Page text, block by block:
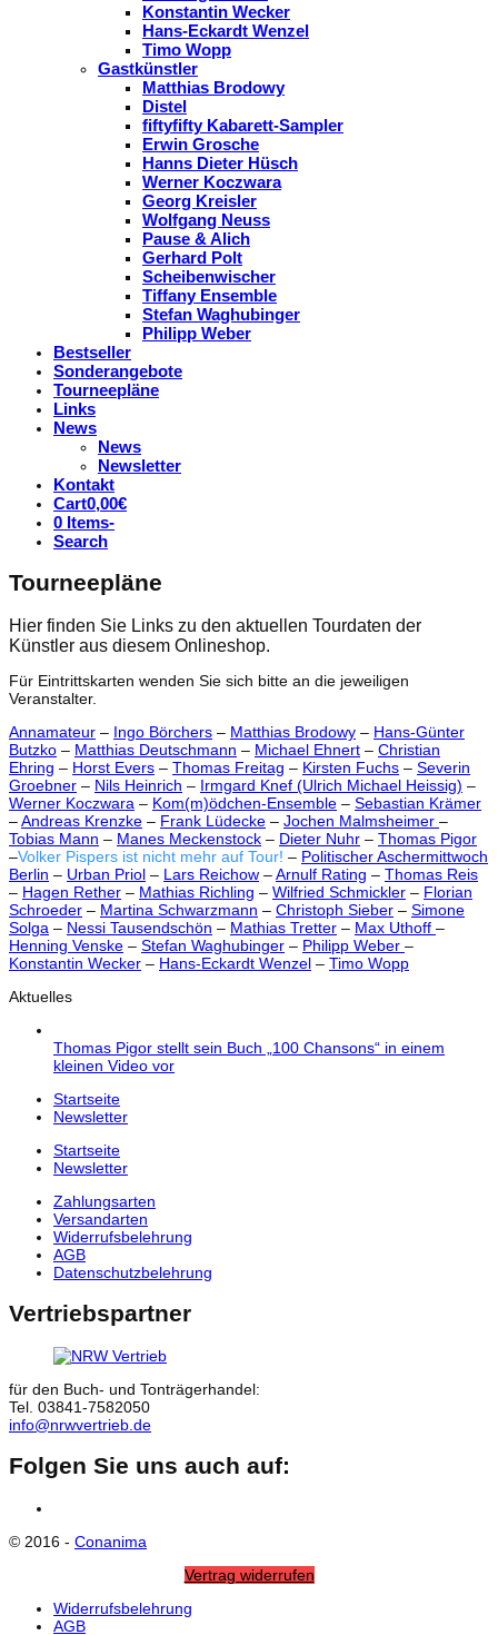
Konstantin Wecker
Hans-Eckardt Wenzel
Timo Wopp
Gastkünstler
Matthias Brodowy
Distel
fiftyfifty Kabarett-Sampler
Erwin Grosche
Hanns Dieter Hüsch
Werner Koczwara
Georg Kreisler
Wolfgang Neuss
Pause & Alich
Gerhard Polt
Scheibenwischer
Tiffany Ensemble
Stefan Waghubinger
Philipp Weber
Bestseller
Sonderangebote
Tourneepläne
Links
News
News
Newsletter
Kontakt
Cart0,00€
0 Items-
Search
Tourneepläne
Hier finden Sie Links zu den aktuellen Tourdaten der
Künstler aus diesem Onlineshop.
Für Eintrittskarten wenden Sie sich bitte an die jeweiligen
Veranstalter.
Annamateur – Ingo Börchers – Matthias Brodowy – Hans-Günter
Butzko – Matthias Deutschmann – Michael Ehnert – Christian
Ehring – Horst Evers – Thomas Freitag – Kirsten Fuchs – Severin
Groebner – Nils Heinrich – Irmgard Knef (Ulrich Michael Heissig) –
Werner Koczwara – Kom(m)ödchen-Ensemble – Sebastian Krämer
–Andreas Krenzke – Frank Lüdecke – Jochen Malmsheimer –
Tobias Mann – Manes Meckenstock – Dieter Nuhr – Thomas Pigor
–Volker Pispers ist nicht mehr auf Tour! – Politischer Aschermittwoch
Berlin – Urban Priol – Lars Reichow –Arnulf Rating – Thomas Reis
– Hagen Rether – Mathias Richling – Wilfried Schmickler – Florian
Schroeder – Martina Schwarzmann – Christoph Sieber – Simone
Solga – Nessi Tausendschön – Mathias Tretter – Max Uthoff –
Henning Venske – Stefan Waghubinger – Philipp Weber –
Konstantin Wecker – Hans-Eckardt Wenzel – Timo Wopp
Aktuelles
Thomas Pigor stellt sein Buch „100 Chansons“ in einem
kleinen Video vor
Startseite
Newsletter
Startseite
Newsletter
Zahlungsarten
Versandarten
Widerrufsbelehrung
AGB
Datenschutzbelehrung
Vertriebspartner
für den Buch- und Tonträgerhandel:
Tel. 03841-7582050
info@nrwvertrieb.de
Folgen Sie uns auch auf:
© 2016 - Conanima
Vertrag widerrufen
Widerrufsbelehrung
AGB